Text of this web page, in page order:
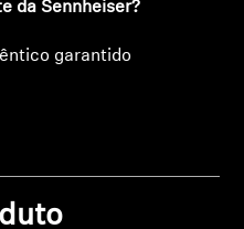
da Sennheiser?
garantido